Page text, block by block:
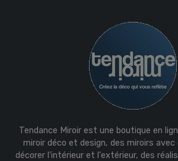
Tendance Miroir est une boutique en
miroir déco et design, des miroirs
décorer l'intérieur et l'extérieur, des